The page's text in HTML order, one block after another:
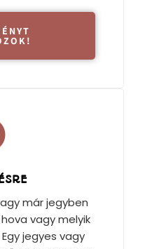
már jegyben
vagy melyik
jegyes vagy